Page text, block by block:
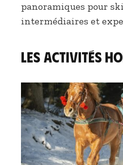
panoramiques pour
intermédiaires et
Les activités